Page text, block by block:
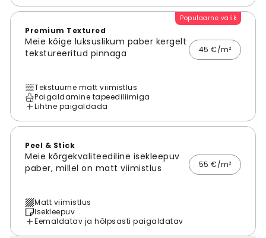
Populaarne valik
Premium Textured
Meie kõige luksuslikum paber kergelt
tekstureeritud pinnaga
45 €/m²
Tekstuurne matt viimistlus
Paigaldamine tapeediliimiga
Lihtne paigaldada
Peel & Stick
Meie kõrgekvaliteediline isekleepuv
paber, millel on matt viimistlus
55 €/m²
Matt viimistlus
Isekleepuv
Eemaldatav ja hõlpsasti paigaldatav